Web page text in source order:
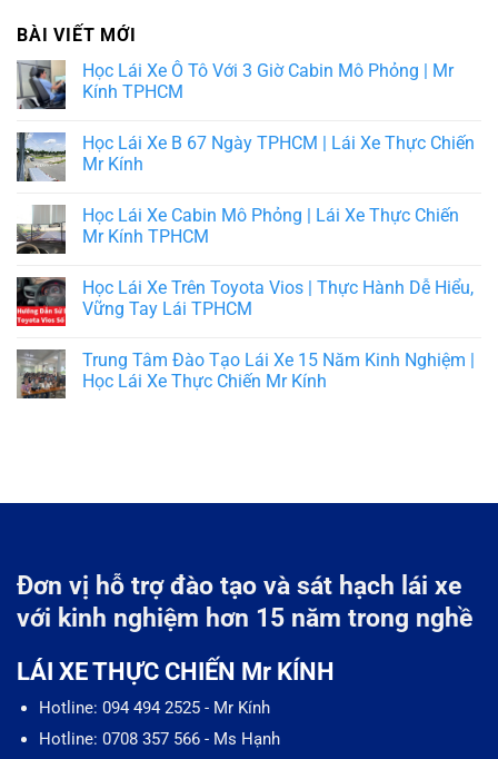
BÀI VIẾT MỚI
Học Lái Xe Ô Tô Với 3 Giờ Cabin Mô Phỏng | Mr
Kính TPHCM
Học Lái Xe B 67 Ngày TPHCM | Lái Xe Thực Chiến
Mr Kính
Học Lái Xe Cabin Mô Phỏng | Lái Xe Thực Chiến
Mr Kính TPHCM
Học Lái Xe Trên Toyota Vios | Thực Hành Dễ Hiểu,
Vững Tay Lái TPHCM
Trung Tâm Đào Tạo Lái Xe 15 Năm Kinh Nghiệm |
Học Lái Xe Thực Chiến Mr Kính
Đơn vị hỗ trợ đào tạo và sát hạch lái xe
với kinh nghiệm hơn 15 năm trong nghề
LÁI XE THỰC CHIẾN Mr KÍNH
Hotline: 094 494 2525 - Mr Kính
Hotline: 0708 357 566 - Ms Hạnh